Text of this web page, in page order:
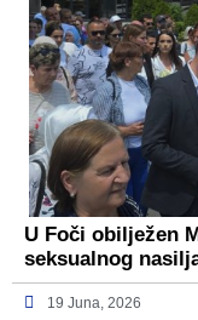
U Foči obilježen
seksualnog
19 Juna, 2026